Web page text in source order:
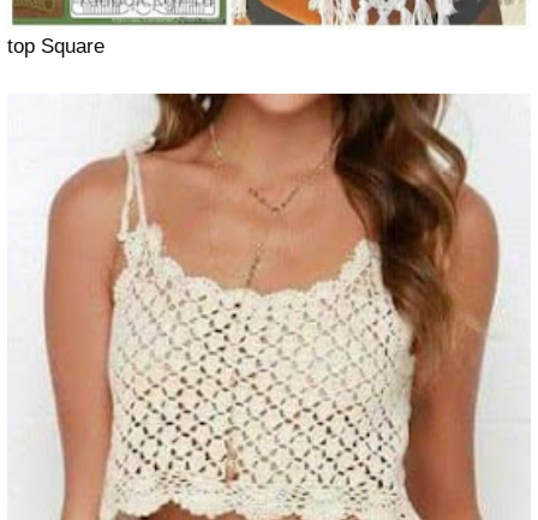
top Square